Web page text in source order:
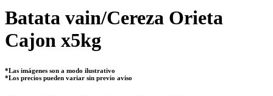
Batata vain/Cereza Orieta
Cajon x5kg
*Las imágenes son a modo ilustrativo
*Los precios pueden variar sin previo aviso